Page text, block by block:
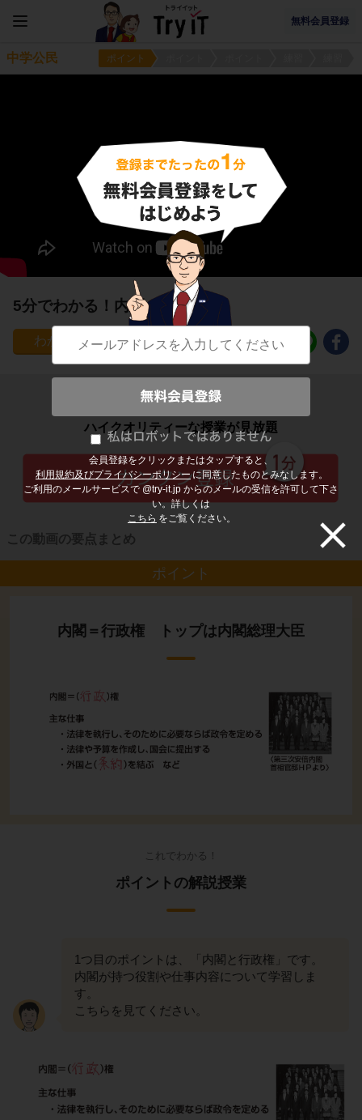
無料会員登録
会員登録をクリックまたはタップすると、
利用規約及びプライバシーポリシー に同意したものとみなします。
ご利用のメールサービスで @try-it.jp からのメールの受信を許可して下さ
い。詳しくは
こちら をご覧ください。
中学公民 ポイント
5分でわかる！内閣の仕事
397
子どもの勉強から大人の学び直しまで
ハイクオリティーな授業が見放題
この動画の要点まとめ
ポイント
内閣＝行政権 トップは内閣総理大臣
これでわかる！
ポイントの解説授業
1つ目のポイントは、「内閣と行政権」です。
内閣が持つ役割や仕事内容について学習しま
す。
こちらを見てください。